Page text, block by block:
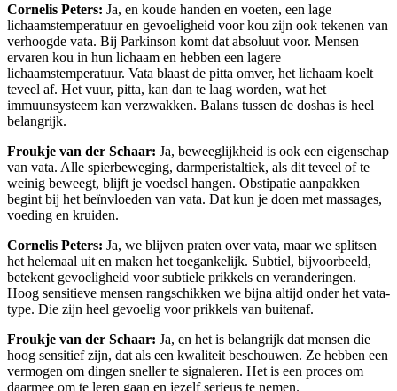
Cornelis Peters: Ja, en koude handen en voeten, een lage
lichaamstemperatuur en gevoeligheid voor kou zijn ook tekenen van
verhoogde vata. Bij Parkinson komt dat absoluut voor. Mensen
ervaren kou in hun lichaam en hebben een lagere
lichaamstemperatuur. Vata blaast de pitta omver, het lichaam koelt
teveel af. Het vuur, pitta, kan dan te laag worden, wat het
immuunsysteem kan verzwakken. Balans tussen de doshas is heel
belangrijk.
Froukje van der Schaar: Ja, beweeglijkheid is ook een eigenschap
van vata. Alle spierbeweging, darmperistaltiek, als dit teveel of te
weinig beweegt, blijft je voedsel hangen. Obstipatie aanpakken
begint bij het beïnvloeden van vata. Dat kun je doen met massages,
voeding en kruiden.
Cornelis Peters: Ja, we blijven praten over vata, maar we splitsen
het helemaal uit en maken het toegankelijk. Subtiel, bijvoorbeeld,
betekent gevoeligheid voor subtiele prikkels en veranderingen.
Hoog sensitieve mensen rangschikken we bijna altijd onder het vata-
type. Die zijn heel gevoelig voor prikkels van buitenaf.
Froukje van der Schaar: Ja, en het is belangrijk dat mensen die
hoog sensitief zijn, dat als een kwaliteit beschouwen. Ze hebben een
vermogen om dingen sneller te signaleren. Het is een proces om
daarmee om te leren gaan en jezelf serieus te nemen.